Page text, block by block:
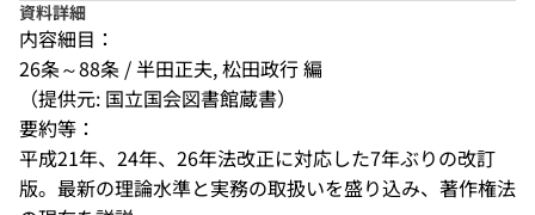
資料詳細
内容細目：
26条～88条 / 半田正夫, 松田政行 編
（提供元: 国立国会図書館蔵書）
要約等：
平成21年、24年、26年法改正に対応した7年ぶりの改訂
版。最新の理論水準と実務の取扱いを盛り込み、著作権法